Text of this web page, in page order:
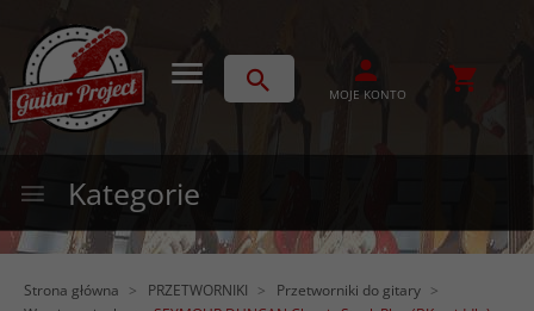
MOJE KONTO
Kategorie
Strona główna PRZETWORNIKI
Przetworniki do gitary